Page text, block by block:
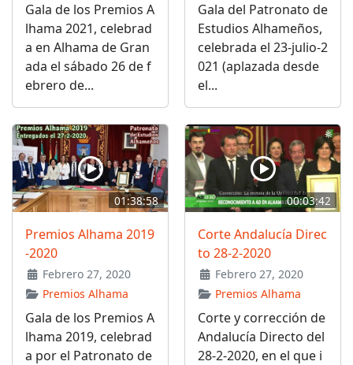
Gala de los Premios A
lhama 2021, celebrad
a en Alhama de Gran
ada el sábado 26 de f
ebrero de...
Gala del Patronato de
Estudios Alhameños,
celebrada el 23-julio-2
021 (aplazada desde
el...
01:38:58
Premios Alhama 2019
-2020
Febrero 27, 2020
Premios Alhama
Gala de los Premios A
lhama 2019, celebrad
a por el Patronato de
00:03:42
Corte Andalucía Direc
to 28-2-2020
Febrero 27, 2020
Premios Alhama
Corte y corrección de
Andalucía Directo del
28-2-2020, en el que i